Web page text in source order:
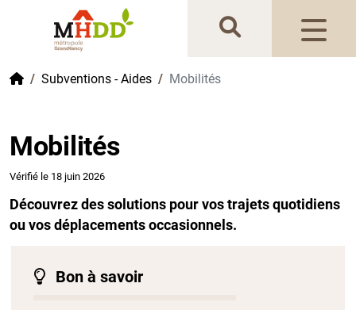
Gestion de vos préférences sur les cookies
Accueil
Subventions - Aides Mobilités
Mobilités
Vérifié le 18 juin 2026
Découvrez des solutions pour vos trajets quotidiens
ou vos déplacements occasionnels.
Bon à savoir